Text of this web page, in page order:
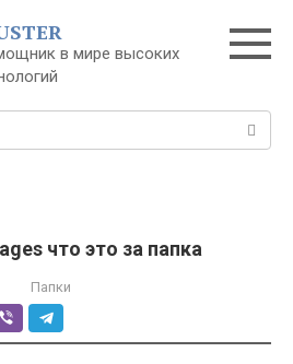
в мире высоких
что это за папка
Папки